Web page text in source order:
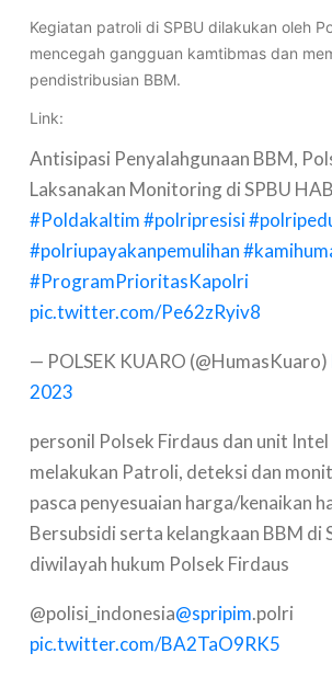
Kegiatan patroli di SPBU dilakukan oleh
mencegah gangguan kamtibmas dan
pendistribusian BBM.
Link:
Antisipasi Penyalahgunaan BBM,
Laksanakan Monitoring di SPBU
#Poldakaltim#polripresisi
#polriupayakanpemulihan
#ProgramPrioritasKapolri
pic.twitter.com/Pe62zRyiv8
— POLSEK KUARO (@HumasKuaro)
2023
personil Polsek Firdaus dan unit
melakukan Patroli, deteksi dan
pasca penyesuaian harga/kenaikan
Bersubsidi serta kelangkaan BBM di
diwilayah hukum Polsek Firdaus
@polisi_indonesia@spripim.polri
pic.twitter.com/BA2TaO9RK5